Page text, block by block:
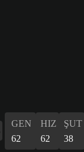
GEN
62
HIZ
62
ŞUT
38